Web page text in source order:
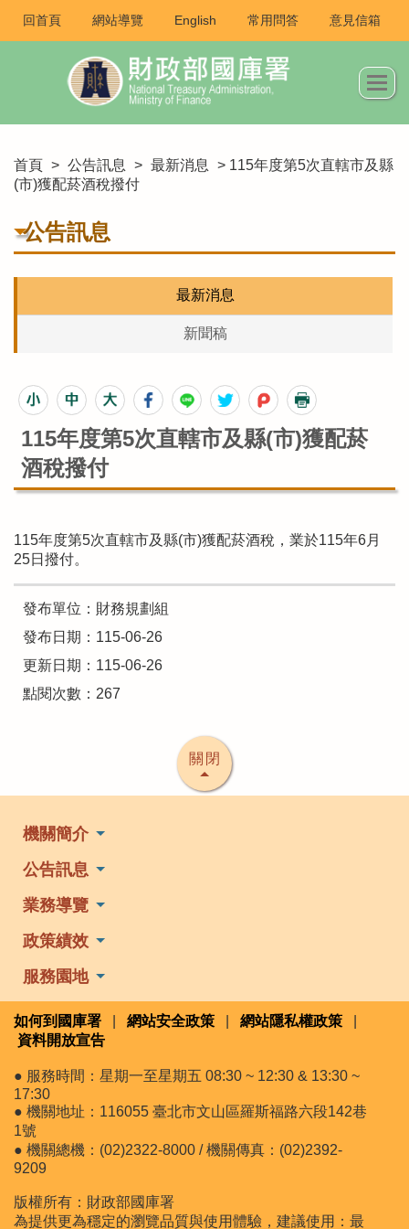
回首頁 網站導覽 English 常用問答 意見信箱
首頁 > 公告訊息 > 最新消息
> 115年度第5次直轄市及縣
(市)獲配菸酒稅撥付
公告訊息
最新消息
新聞稿
115年度第5次直轄市及縣(市)獲配菸
酒稅撥付
115年度第5次直轄市及縣(市)獲配菸酒稅，業於115年6月
25日撥付。
發布單位：財務規劃組
發布日期：115-06-26
更新日期：115-06-26
點閱次數：267
關閉
機關簡介
公告訊息
業務導覽
政策績效
服務園地
如何到國庫署 網站安全政策 網站隱私權政策
資料開放宣告
● 服務時間：星期一至星期五 08:30 ~ 12:30 & 13:30 ~
17:30
● 機關地址：116055 臺北市文山區羅斯福路六段142巷
1號
● 機關總機：(02)2322-8000 / 機關傳真：(02)2392-
9209
版權所有：財政部國庫署
為提供更為穩定的瀏覽品質與使用體驗，建議使用：最